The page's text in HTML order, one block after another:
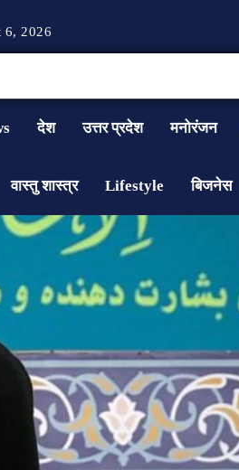
6, 2026
देश उत्तर प्रदेश मनोरंजन
वास्तु शास्त्र Lifestyle बिजनेस